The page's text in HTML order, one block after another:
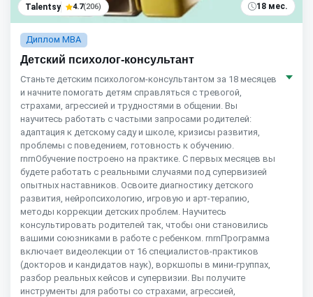
Talentsy 4.7(206) 18 мес.
Диплом MBA
Детский психолог-консультант
Станьте детским психологом-консультантом за 18 месяцев
и начните помогать детям справляться с тревогой,
страхами, агрессией и трудностями в общении. Вы
научитесь работать с частыми запросами родителей:
адаптация к детскому саду и школе, кризисы развития,
проблемы с поведением, готовность к обучению.
rnrnОбучение построено на практике. С первых месяцев вы
будете работать с реальными случаями под супервизией
опытных наставников. Освоите диагностику детского
развития, нейропсихологию, игровую и арт-терапию,
методы коррекции детских проблем. Научитесь
консультировать родителей так, чтобы они становились
вашими союзниками в работе с ребенком. rnrnПрограмма
включает видеолекции от 16 специалистов-практиков
(докторов и кандидатов наук), воркшопы в мини-группах,
разбор реальных кейсов и супервизии. Вы получите
инструменты для работы со страхами, агрессией,